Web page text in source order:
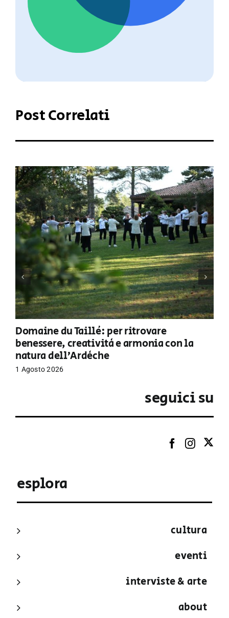
Post Correlati
Domaine du Taillé: per ritrovare
benessere, creatività e armonia con la
natura dell’Ardèche
1 Agosto 2026
seguici su
esplora
cultura
eventi
interviste & arte
about